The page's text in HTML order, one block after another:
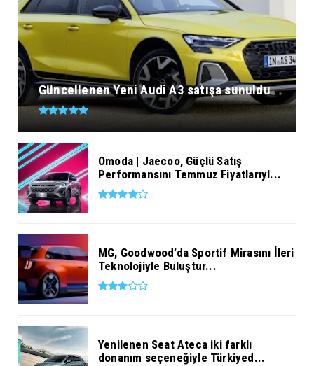
Güncellenen Yeni Audi A3 satışa sunuldu
Omoda | Jaecoo, Güçlü Satış
Performansını Temmuz Fiyatlarıyl...
MG, Goodwood’da Sportif Mirasını İleri
Teknolojiyle Buluştur...
Yenilenen Seat Ateca iki farklı
donanım seçeneğiyle Türkiyed...